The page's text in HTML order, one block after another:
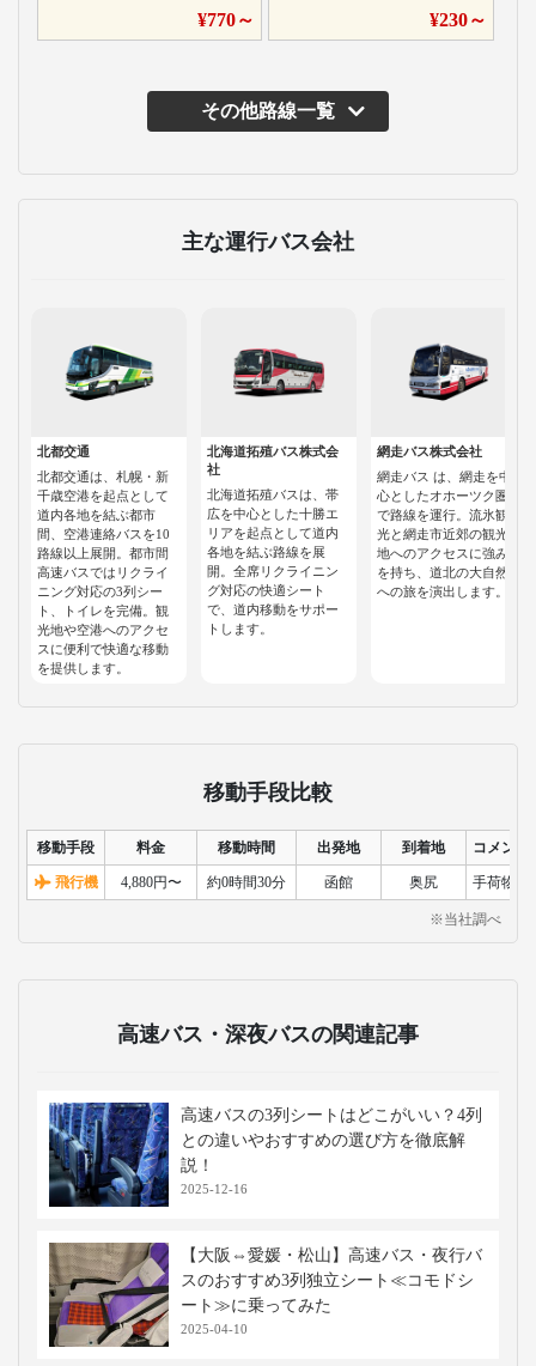
¥770～ ¥230～
その他路線一覧
主な運行バス会社
北都交通
北都交通は、札幌・新
千歳空港を起点として
道内各地を結ぶ都市
間、空港連絡バスを10
路線以上展開。都市間
高速バスではリクライ
ニング対応の3列シー
ト、トイレを完備。観
光地や空港へのアクセ
スに便利で快適な移動
を提供します。
北海道拓殖バス株式会
社
北海道拓殖バスは、帯
広を中心とした十勝エ
リアを起点として道内
各地を結ぶ路線を展
開。全席リクライニン
グ対応の快適シート
で、道内移動をサポー
トします。
網走バス株式会社
網走バス は、網走を中
心としたオホーツク圏
で路線を運行。流氷観
光と網走市近郊の観光
地へのアクセスに強み
を持ち、道北の大自然
への旅を演出します。
移動手段比較
移動手段 料金 移動時間 出発地 到着地 コメント
飛行機 4,880円〜 約0時間30分 函館 奥尻 手荷物検
※当社調べ
高速バス・深夜バスの関連記事
高速バスの3列シートはどこがいい？4列
との違いやおすすめの選び方を徹底解
説！
2025-12-16
【大阪⇔愛媛・松山】高速バス・夜行バ
スのおすすめ3列独立シート≪コモドシ
ート≫に乗ってみた
2025-04-10